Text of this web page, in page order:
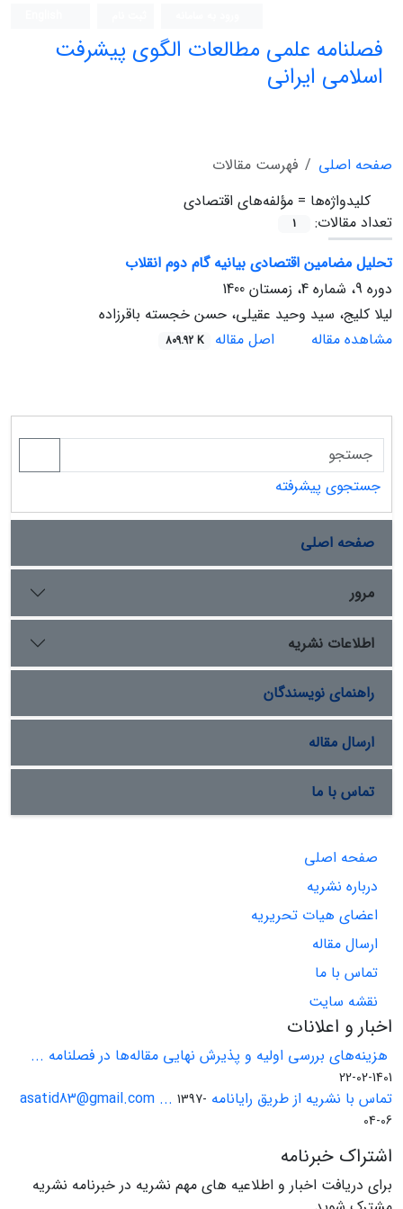
فصلنامه علمی مطالعات الگوی پیشرفت
اسلامی ایرانی
صفحه اصلی
فهرست مقالات
کلیدواژه‌ها = مؤلفه‌های اقتصادی
تعداد مقالات:
1
تحلیل مضامین اقتصادی بیانیه گام دوم انقلاب
دوره 9، شماره 4، زمستان 1400
لیلا کلیج، سید وحید عقیلی، حسن خجسته باقرزاده
مشاهده مقاله
اصل مقاله 809.92 K
جستجوی پیشرفته
صفحه اصلی
مرور
اطلاعات نشریه
راهنمای نویسندگان
ارسال مقاله
تماس با ما
صفحه اصلی
درباره نشریه
اعضای هیات تحریریه
ارسال مقاله
تماس با ما
نقشه سایت
اخبار و اعلانات
هزینه‌های بررسی اولیه و پذیرش نهایی مقاله‌ها در فصلنامه ...
1401-02-22
تماس با نشریه از طریق رایانامه asatid83@gmail.com ... 1397-
04-06
اشتراک خبرنامه
برای دریافت اخبار و اطلاعیه های مهم نشریه در خبرنامه نشریه